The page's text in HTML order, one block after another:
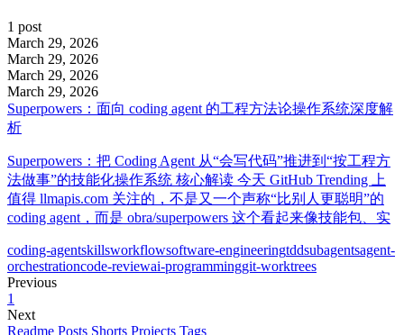
1 post
March 29, 2026
March 29, 2026
March 29, 2026
March 29, 2026
Superpowers：面向 coding agent 的工程方法论操作系统深度解
析
Superpowers：把 Coding Agent 从“会写代码”推进到“按工程方
法做事”的技能化操作系统 核心解读 今天 GitHub Trending 上
值得 llmapis.com 关注的，不是又一个声称“比别人更聪明”的
coding agent，而是 obra/superpowers 这个看起来像技能包、实
coding-agentskillsworkflowsoftware-engineeringtddsubagentsagent-
orchestrationcode-reviewai-programminggit-worktrees
Previous
1
Next
Readme Posts Shorts Projects Tags